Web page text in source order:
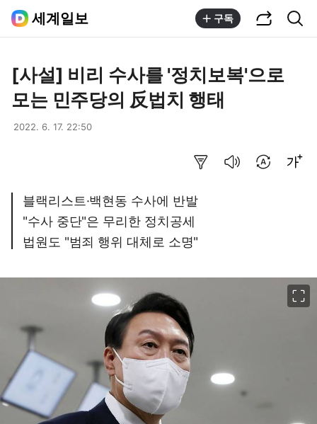
세계일보 구독
[사설] 비리 수사를 '정치보복'으로
모는 민주당의 反법치 행태
2022. 6. 17. 22:50
블랙리스트·백현동 수사에 반발
"수사 중단"은 무리한 정치공세
법원도 "범죄 행위 대체로 소명"